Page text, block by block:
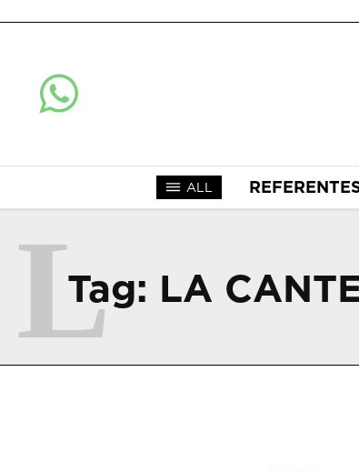
ALL
Tag: LA
L